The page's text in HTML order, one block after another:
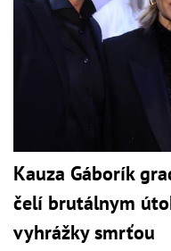
Kauza Gáborík
čelí brutálnym
vyhrážky smrťou